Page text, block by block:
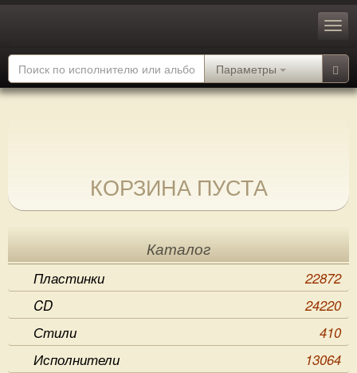
Параметры
КОРЗИНА ПУСТА
Каталог
Пластинки
22872
CD
24220
Стили
410
Исполнители
13064